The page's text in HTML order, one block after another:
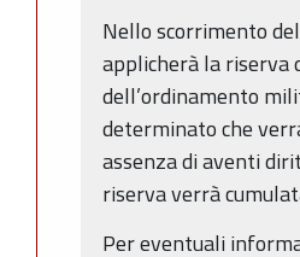
Nello scorrimento
applicherà la riserva
dell’ordinamento
determinato che
assenza di aventi
riserva verrà
Per eventuali